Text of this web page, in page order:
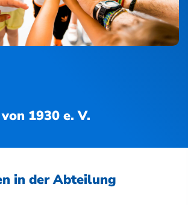
1930 e. V.
in der Abteilung